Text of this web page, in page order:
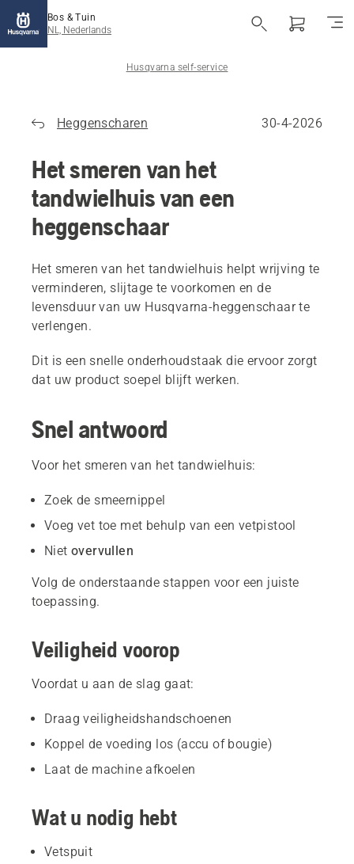
Bos & Tuin
NL, Nederlands
Husqvarna self-service
Heggenscharen 30-4-2026
Het smeren van het
tandwielhuis van een
heggenschaar
Het smeren van het tandwielhuis helpt wrijving te
verminderen, slijtage te voorkomen en de
levensduur van uw Husqvarna-heggenschaar te
verlengen.
Dit is een snelle onderhoudstaak die ervoor zorgt
dat uw product soepel blijft werken.
Snel antwoord
Voor het smeren van het tandwielhuis:
Zoek de smeernippel
Voeg vet toe met behulp van een vetpistool
Niet overvullen
Volg de onderstaande stappen voor een juiste
toepassing.
Veiligheid voorop
Voordat u aan de slag gaat:
Draag veiligheidshandschoenen
Koppel de voeding los (accu of bougie)
Laat de machine afkoelen
Wat u nodig hebt
Vetspuit